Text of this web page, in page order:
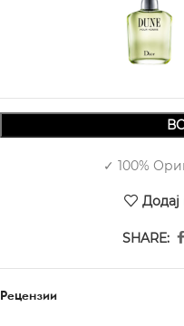
8.450,00
✓ 100%
SHARE:
Рецензии